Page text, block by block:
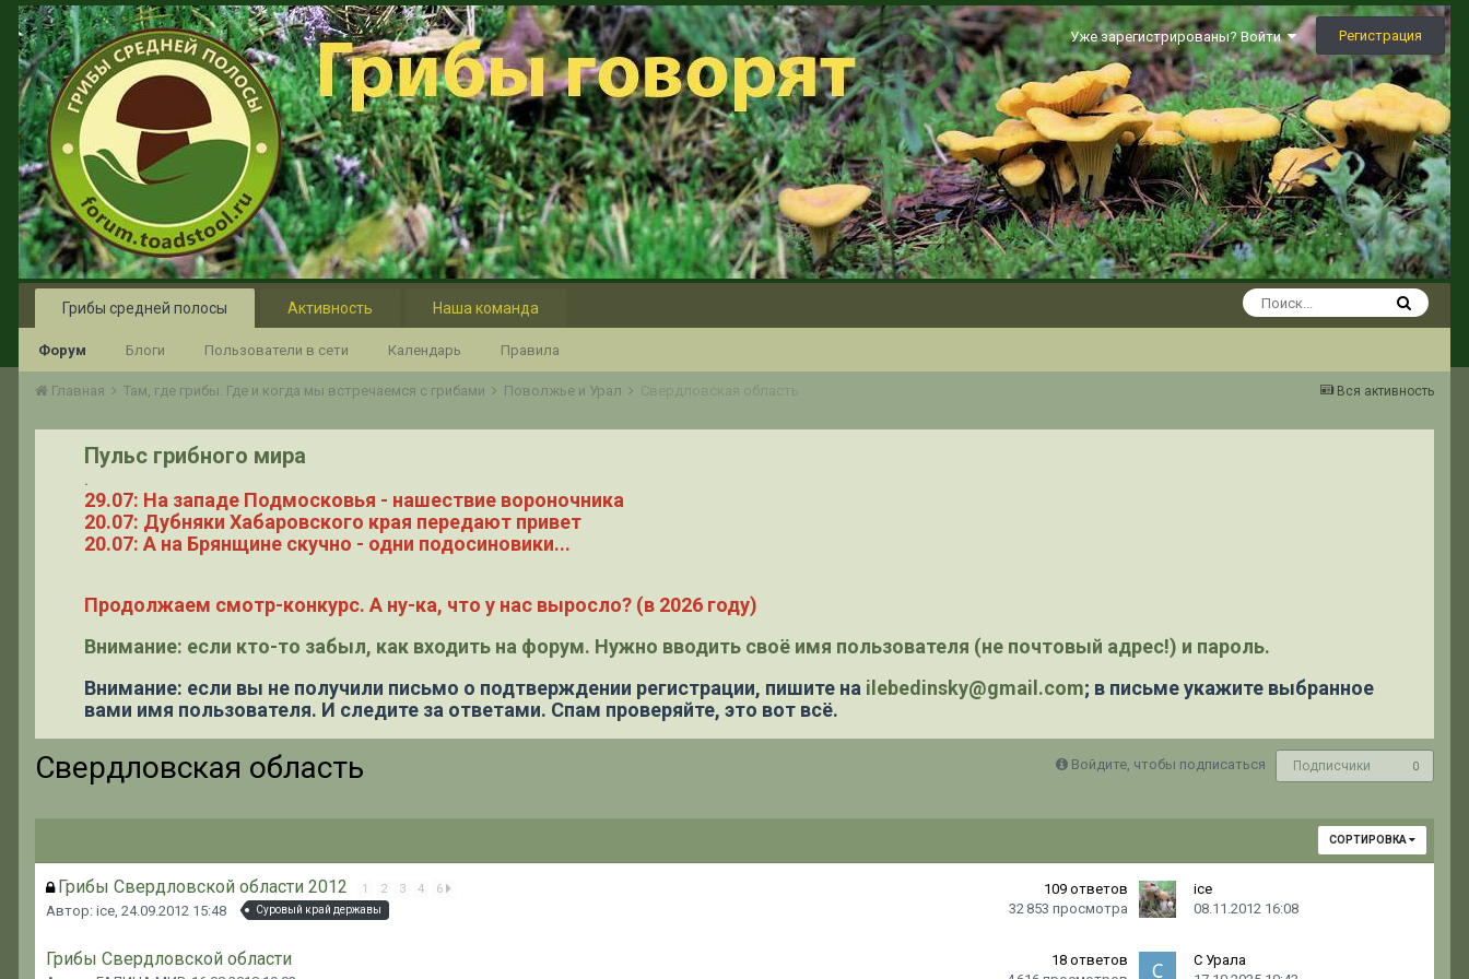
Уже зарегистрированы? Войти Регистрация
Грибы средней полосы
Форум Блоги Пользователи в сети Календарь Правила
Активность Наша команда
Вся активность
Главная Там, где грибы. Где и когда мы встречаемся с грибами Поволжье и Урал Свердловская область
Пульс грибного мира
.
29.07: На западе Подмосковья - нашествие вороночника
20.07: Дубняки Хабаровского края передают привет
20.07: А на Брянщине скучно - одни подосиновики...
Продолжаем смотр-конкурс. А ну-ка, что у нас выросло? (в 2026 году)
Внимание: если кто-то забыл, как входить на форум. Нужно вводить своё имя пользователя (не почтовый адрес!) и пароль.
Внимание: если вы не получили письмо о подтверждении регистрации, пишите на ilebedinsky@gmail.com; в письме укажите выбранное
вами имя пользователя. И следите за ответами. Спам проверяйте, это вот всё.
Свердловская область Войдите, чтобы подписаться Подписчики 0
СОРТИРОВКА
Грибы Свердловской области 2012 1 2 3 4 6
Автор: ice, 24.09.2012 15:48 Суровый край державы
109 ответов
32 853 просмотра
ice
08.11.2012 16:08
Грибы Свердловской области 18 ответов
С Урала